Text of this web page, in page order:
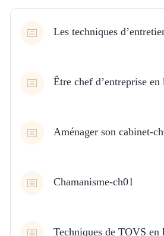
Les techniques
Être chef d’entreprise
Aménager son cabinet-
Chamanisme-ch01
Techniques de TOVS en